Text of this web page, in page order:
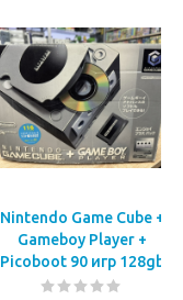
Nintendo Game Cube +
Gameboy Player +
Picoboot 90 игр 128gb